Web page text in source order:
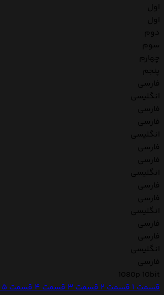
اول
اول
دوم
سوم
چهارم
پنجم
فارسی
انگلیسی
فارسی
فارسی
انگلیسی
فارسی
فارسی
انگلیسی
فارسی
فارسی
انگلیسی
فارسی
فارسی
انگلیسی
فارسی
1080p 10bit
قسمت 1 قسمت 2 قسمت 3 قسمت 4 قسمت 5